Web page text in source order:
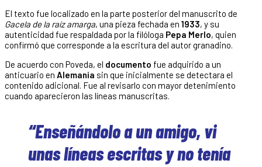
El texto fue localizado en la parte posterior del manuscrito de
Gacela de la raíz amarga, una pieza fechada en 1933, y su
autenticidad fue respaldada por la filóloga Pepa Merlo, quien
confirmó que corresponde a la escritura del autor granadino.
De acuerdo con Poveda, el documento fue adquirido a un
anticuario en Alemania sin que inicialmente se detectara el
contenido adicional. Fue al revisarlo con mayor detenimiento
cuando aparecieron las líneas manuscritas.
“Enseñándolo a un amigo, vi
unas líneas escritas y no tenía